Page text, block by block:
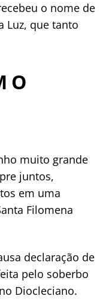
o nome de
Luz, que tanto
O
muito grande
juntos,
em uma
Filomena
declaração de
pelo soberbo
Diocleciano.